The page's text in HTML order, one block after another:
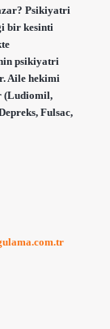
Psikiyatri
bir kesinti
psikiyatri
Aile hekimi
(Ludiomil,
Fulsac,